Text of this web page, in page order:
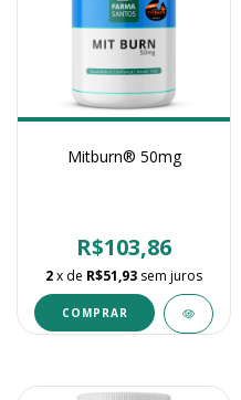
Mitburn® 50mg
R$103,86
2x de R$51,93 sem juros
COMPRAR